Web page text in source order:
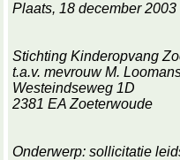
Plaats, 18 december 2003
Stichting Kinderopvang
t.a.v. mevrouw M.
Westeindseweg 1D
2381 EA Zoeterwoude
Onderwerp: sollicitatie